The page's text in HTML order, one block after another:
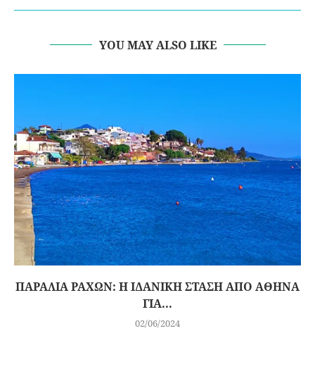
YOU MAY ALSO LIKE
ΠΑΡΑΛΊΑ ΡΑΧΏΝ: Η ΙΔΑΝΙΚΉ ΣΤΆΣΗ ΑΠΌ ΑΘΉΝΑ
ΓΙΑ...
02/06/2024